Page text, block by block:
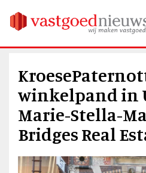
winkelpand in
Marie-Stella-
Bridges Real